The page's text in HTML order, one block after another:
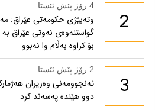
2
4 رۆژ پێش ئێستا
وتەبێژی حکومەتی عێراق:
گواستنەوەی نەوتی عێراق
بۆ كراوە بەڵام وا نەبوو
3
2 رۆژ پێش ئێستا
ئەنجوومەنی وەزیران
دوو هێندە پەسەند کرد